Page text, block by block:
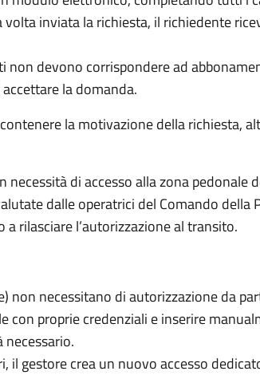
inviata la richiesta, il richiedente
non devono corrispondere ad
la domanda.
la motivazione della richiesta,
di accesso alla zona pedonale
dalle operatrici del Comando della
a rilasciare l’autorizzazione al transito.
necessitano di autorizzazione da
con proprie credenziali e inserire
gestore crea un nuovo accesso